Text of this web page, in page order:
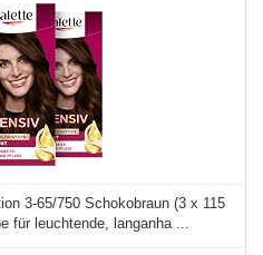
3-65/750 Schokobraun (3 x 115
für leuchtende, langanha ...